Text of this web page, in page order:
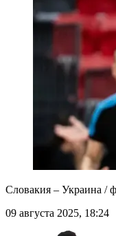
Словакия – Украина /
09 августа 2025, 18:24